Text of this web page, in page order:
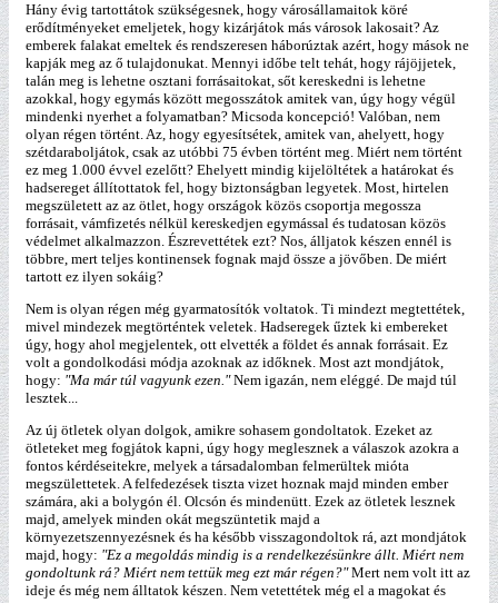
Hány évig tartottátok szükségesnek, hogy városállamaitok köré
erődítményeket emeljetek, hogy kizárjátok más városok lakosait? Az
emberek falakat emeltek és rendszeresen háborúztak azért, hogy mások ne
kapják meg az ő tulajdonukat. Mennyi időbe telt tehát, hogy rájöjjetek,
talán meg is lehetne osztani forrásaitokat, sőt kereskedni is lehetne
azokkal, hogy egymás között megosszátok amitek van, úgy hogy végül
mindenki nyerhet a folyamatban? Micsoda koncepció! Valóban, nem
olyan régen történt. Az, hogy egyesítsétek, amitek van, ahelyett, hogy
szétdaraboljátok, csak az utóbbi 75 évben történt meg. Miért nem történt
ez meg 1.000 évvel ezelőtt? Ehelyett mindig kijelöltétek a határokat és
hadsereget állítottatok fel, hogy biztonságban legyetek. Most, hirtelen
megszületett az az ötlet, hogy országok közös csoportja megossza
forrásait, vámfizetés nélkül kereskedjen egymással és tudatosan közös
védelmet alkalmazzon. Észrevettétek ezt? Nos, álljatok készen ennél is
többre, mert teljes kontinensek fognak majd össze a jövőben. De miért
tartott ez ilyen sokáig?
Nem is olyan régen még gyarmatosítók voltatok. Ti mindezt megtettétek,
mivel mindezek megtörténtek veletek. Hadseregek űztek ki embereket
úgy, hogy ahol megjelentek, ott elvették a földet és annak forrásait. Ez
volt a gondolkodási módja azoknak az időknek. Most azt mondjátok,
hogy: "Ma már túl vagyunk ezen."Nem igazán, nem eléggé. De majd túl
lesztek...
Az új ötletek olyan dolgok, amikre sohasem gondoltatok. Ezeket az
ötleteket meg fogjátok kapni, úgy hogy meglesznek a válaszok azokra a
fontos kérdéseitekre, melyek a társadalomban felmerültek mióta
megszülettetek. A felfedezések tiszta vizet hoznak majd minden ember
számára, aki a bolygón él. Olcsón és mindenütt. Ezek az ötletek lesznek
majd, amelyek minden okát megszüntetik majd a
környezetszennyezésnek és ha később visszagondoltok rá, azt mondjátok
majd, hogy: "Ez a megoldás mindig is a rendelkezésünkre állt. Miért nem
gondoltunk rá? Miért nem tettük meg ezt már régen?"Mert nem volt itt az
ideje és még nem álltatok készen. Nem vetettétek még el a magokat és